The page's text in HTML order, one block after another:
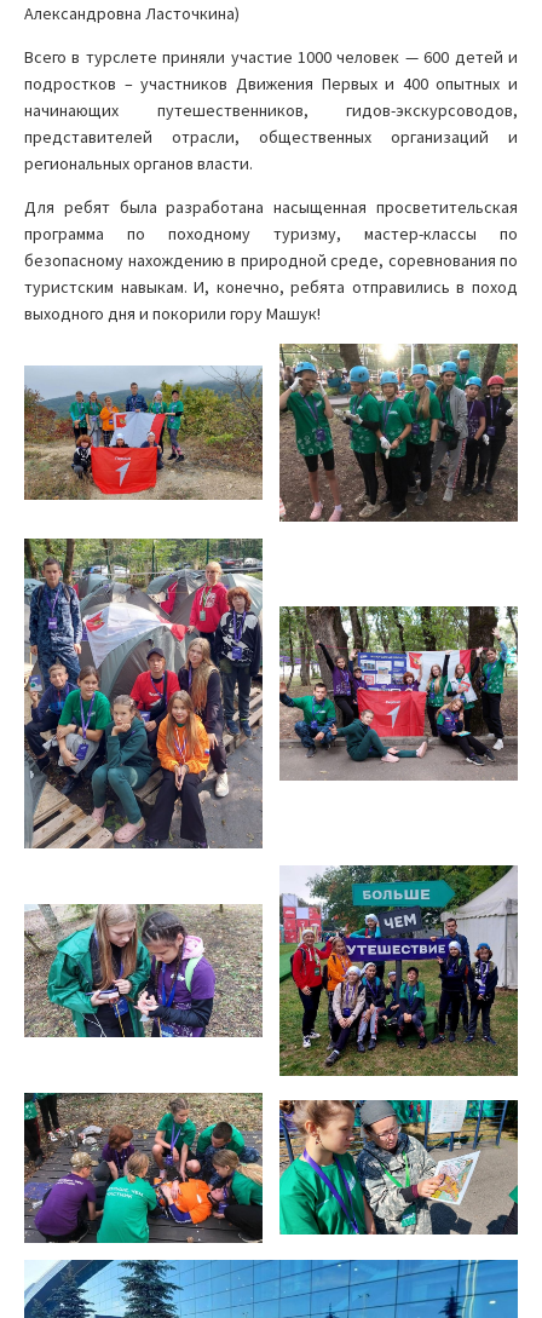
Александровна Ласточкина)
Всего в турслете приняли участие 1000 человек — 600 детей и
подростков – участников Движения Первых и 400 опытных и
начинающих путешественников, гидов-экскурсоводов,
представителей отрасли, общественных организаций и
региональных органов власти.
Для ребят была разработана насыщенная просветительская
программа по походному туризму, мастер-классы по
безопасному нахождению в природной среде, соревнования по
туристским навыкам. И, конечно, ребята отправились в поход
выходного дня и покорили гору Машук!